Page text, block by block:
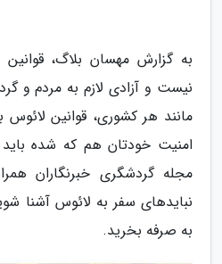
به گزارش مهسان بلاگ،
نیست و آزادی لازم به مردم و
مانند هر کشوری، قوانین
امنیت خودتان هم که شده
مجله گردشگری خبرنگاران
نبایدهای سفر به لائوس آشنا
به صرفه بخرید.